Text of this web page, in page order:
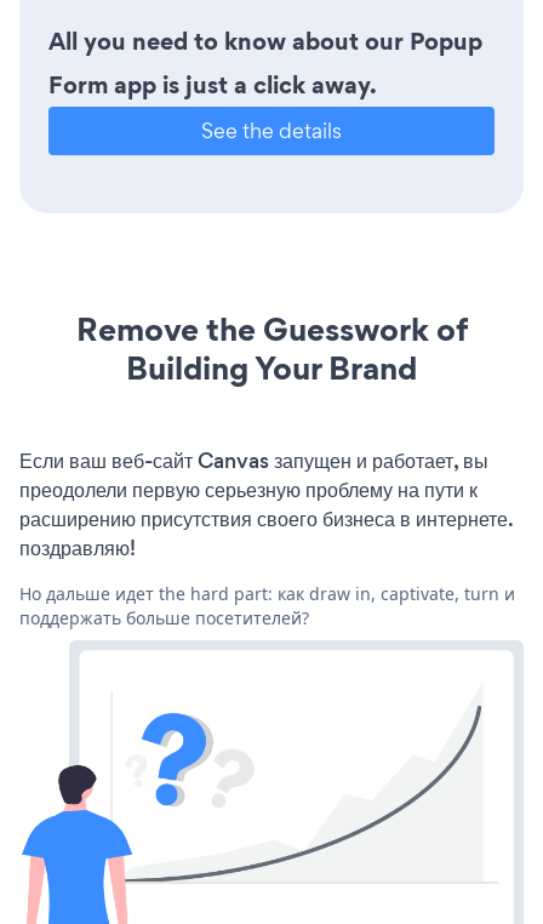
All you need to know about our Popup
Form app is just a click away.
See the details
Remove the Guesswork of
Building Your Brand
Если ваш веб-сайт Canvas запущен и работает, вы
преодолели первую серьезную проблему на пути к
расширению присутствия своего бизнеса в интернете.
поздравляю!
Но дальше идет the hard part: как draw in, captivate, turn и
поддержать больше посетителей?